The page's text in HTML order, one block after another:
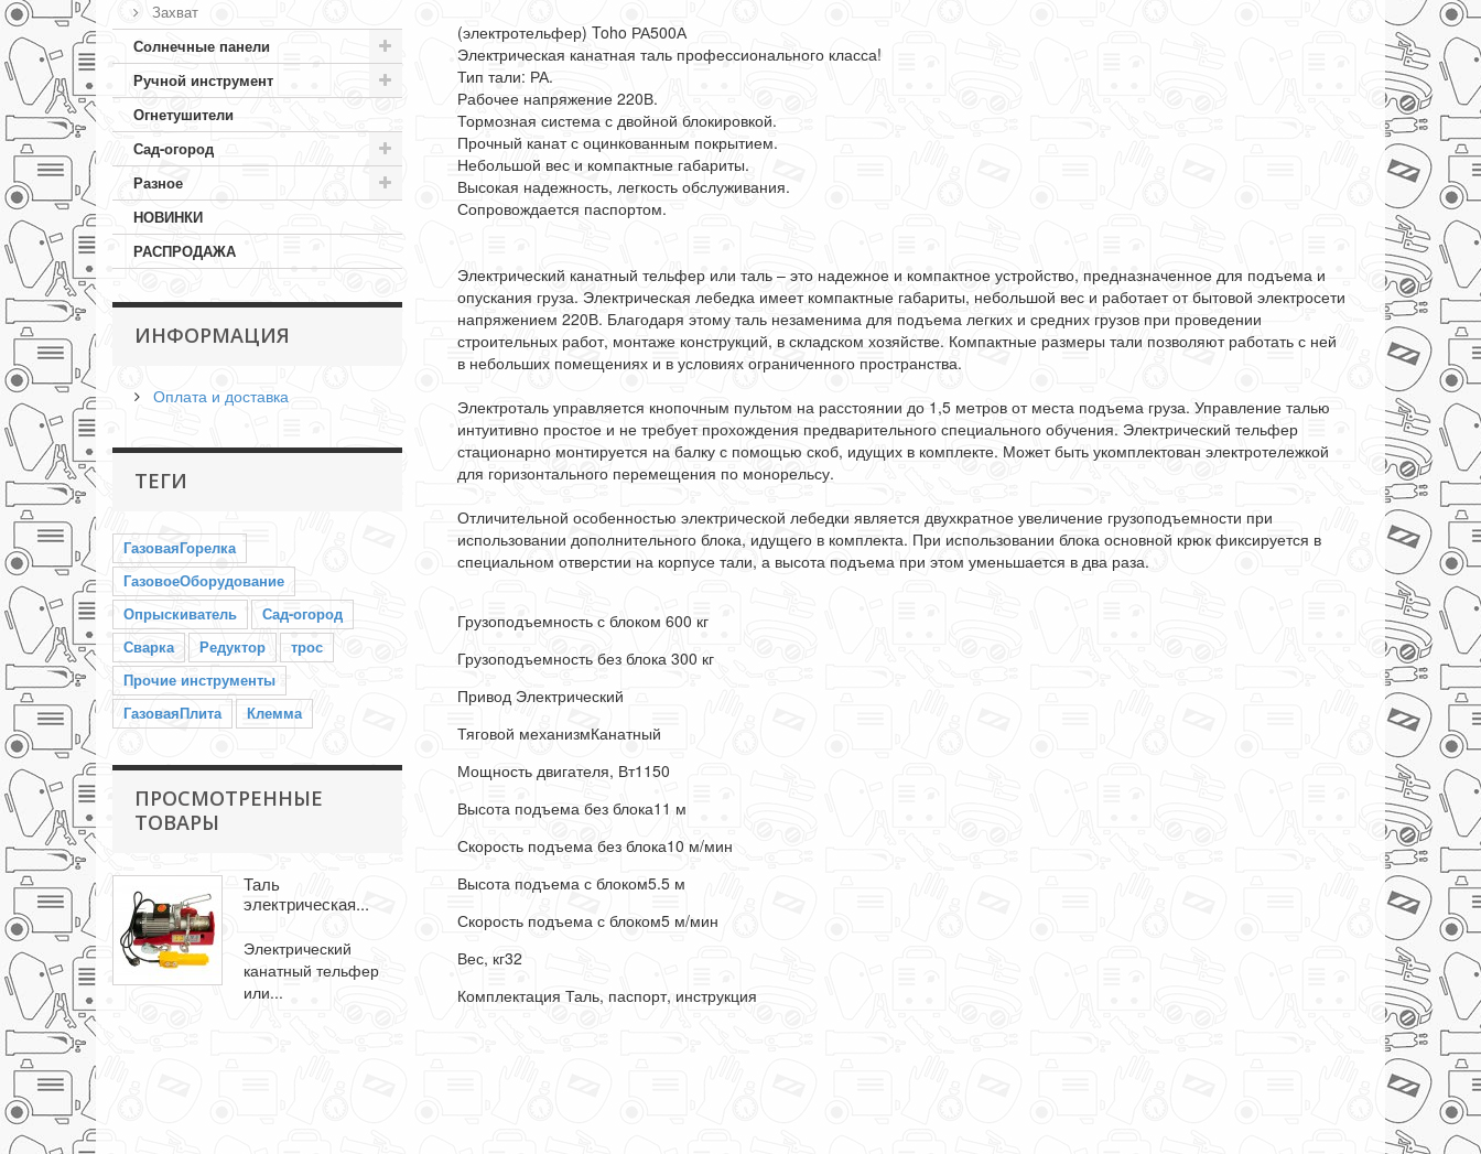
Захват
Солнечные панели
Ручной инструмент
Огнетушители
Сад-огород
Разное
НОВИНКИ
РАСПРОДАЖА
ИНФОРМАЦИЯ
Оплата и доставка
ТЕГИ
ГазоваяГорелка
ГазовоеОборудование
Опрыскиватель
Сад-огород
Сварка
Редуктор
трос
Прочие инструменты
ГазоваяПлита
Клемма
ПРОСМОТРЕННЫЕ
ТОВАРЫ
Таль
электрическая...
Электрический
канатный тельфер
или...
(электротельфер) Toho РА500А
Электрическая канатная таль профессионального класса!
Тип тали: РА.
Рабочее напряжение 220В.
Тормозная система с двойной блокировкой.
Прочный канат с оцинкованным покрытием.
Небольшой вес и компактные габариты.
Высокая надежность, легкость обслуживания.
Сопровождается паспортом.
Электрический канатный тельфер или таль – это надежное и компактное устройство, предназначенное для подъема и
опускания груза. Электрическая лебедка имеет компактные габариты, небольшой вес и работает от бытовой электросети
напряжением 220В. Благодаря этому таль незаменима для подъема легких и средних грузов при проведении
строительных работ, монтаже конструкций, в складском хозяйстве. Компактные размеры тали позволяют работать с ней
в небольших помещениях и в условиях ограниченного пространства.
Электроталь управляется кнопочным пультом на расстоянии до 1,5 метров от места подъема груза. Управление талью
интуитивно простое и не требует прохождения предварительного специального обучения. Электрический тельфер
стационарно монтируется на балку с помощью скоб, идущих в комплекте. Может быть укомплектован электротележкой
для горизонтального перемещения по монорельсу.
Отличительной особенностью электрической лебедки является двухкратное увеличение грузоподъемности при
использовании дополнительного блока, идущего в комплекта. При использовании блока основной крюк фиксируется в
специальном отверстии на корпусе тали, а высота подъема при этом уменьшается в два раза.
Грузоподъемность с блоком 600 кг
Грузоподъемность без блока 300 кг
Привод Электрический
Тяговой механизмКанатный
Мощность двигателя, Вт1150
Высота подъема без блока11 м
Скорость подъема без блока10 м/мин
Высота подъема с блоком5.5 м
Скорость подъема с блоком5 м/мин
Вес, кг32
Комплектация Таль, паспорт, инструкция